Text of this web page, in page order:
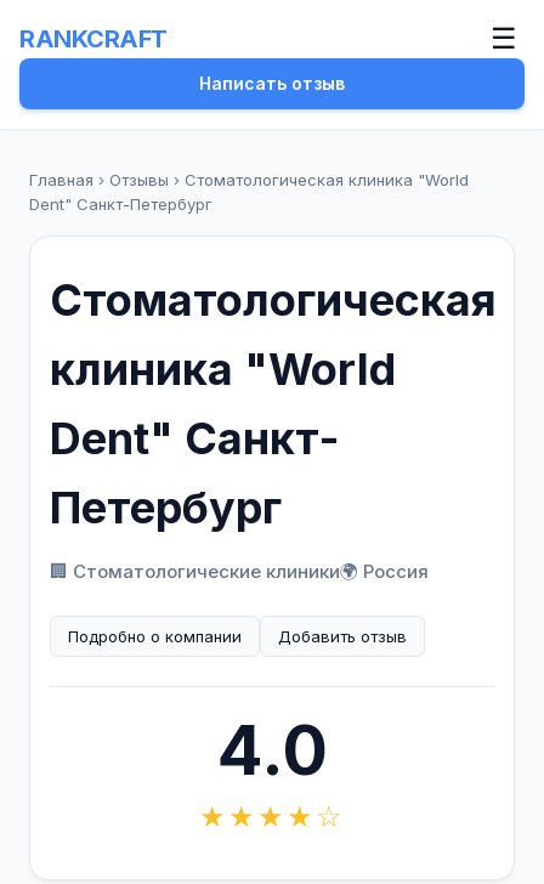
RANKCRAFT ☰
Написать отзыв
Главная › Отзывы › Стоматологическая клиника "World
Dent" Санкт-Петербург
Стоматологическая
клиника "World
Dent" Санкт-
Петербург
🏢 Стоматологические клиники🌍 Россия
Подробно о компании Добавить отзыв
4.0
★★★★☆